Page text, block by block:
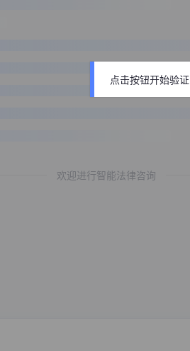
欢迎进行智能法律咨询
点击按钮开始验证